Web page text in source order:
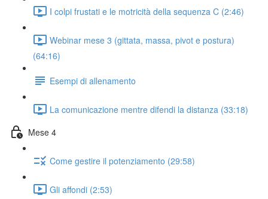
I colpi frustati e le motricità della sequenza C (2:46)
Webinar mese 3 (gittata, massa, pivot e postura)
(64:16)
Esempi di allenamento
La comunicazione mentre difendi la distanza (33:18)
Mese 4
Come gestire il potenziamento (29:58)
Gli affondi (2:53)